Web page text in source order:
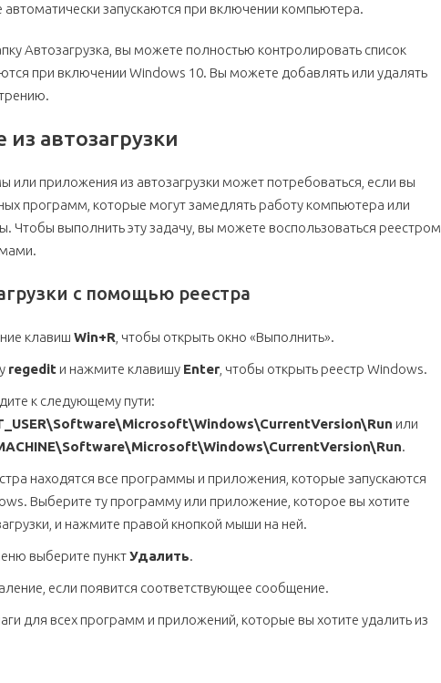
автоматически запускаются при включении компьютера.
Автозагрузка, вы можете полностью контролировать список
при включении Windows 10. Вы можете добавлять или удалять
автозагрузки
или приложения из автозагрузки может потребоваться, если вы
программ, которые могут замедлять работу компьютера или
Чтобы выполнить эту задачу, вы можете воспользоваться реестром
с помощью реестра
клавиш Win+R , чтобы открыть окно «Выполнить».
regedit и нажмите клавишу Enter , чтобы открыть реестр Windows.
к следующему пути:
или
.
находятся все программы и приложения, которые запускаются
Выберите ту программу или приложение, которое вы хотите
и нажмите правой кнопкой мыши на ней.
выберите пунктУдалить.
если появится соответствующее сообщение.
для всех программ и приложений, которые вы хотите удалить из